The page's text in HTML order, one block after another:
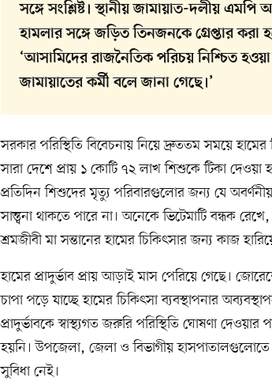
সঙ্গে সংশ্লিষ্ট। স্থানীয় জামায়াত-দলীয়
হামলার সঙ্গে জড়িত তিনজনকে গ্রেপ্তার করা
‘আসামিদের রাজনৈতিক পরিচয় নিশ্চিত হওয়া
জামায়াতের কর্মী বলে জানা গেছে।’
সরকার পরিস্থিতি বিবেচনায় নিয়ে দ্রুততম সময়ে
সারা দেশে প্রায় ১ কোটি ৭২ লাখ শিশুকে টিকা দেওয়া
প্রতিদিন শিশুদের মৃত্যু পরিবারগুলোর জন্য যে
সান্ত্বনা থাকতে পারে না। অনেকে ভিটেমাটি বন্ধক
শ্রমজীবী মা সন্তানের হামের চিকিৎসার জন্য কাজ
হামের প্রাদুর্ভাব প্রায় আড়াই মাস পেরিয়ে গেছে।
চাপা পড়ে যাচ্ছে হামের চিকিৎসা ব্যবস্থাপনার
প্রাদুর্ভাবকে স্বাস্থ্যগত জরুরি পরিস্থিতি ঘোষণা
হয়নি। উপজেলা, জেলা ও বিভাগীয় হাসপাতালগুলোতে
সুবিধা নেই।